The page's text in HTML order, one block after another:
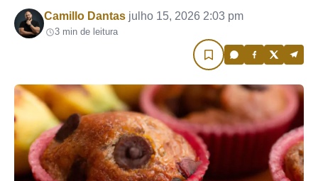
Por
Camillo Dantas julho 15, 2026 2:03 pm
3 min de leitura